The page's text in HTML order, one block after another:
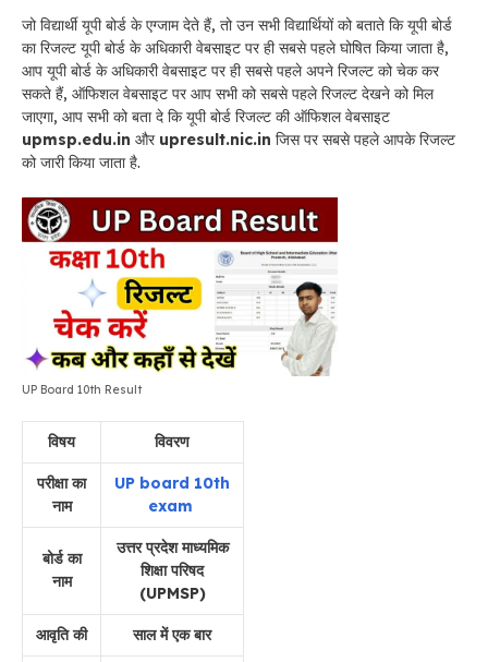
जो विद्यार्थी यूपी बोर्ड के एग्जाम देते हैं, तो उन सभी विद्यार्थियों को बताते कि यूपी बोर्ड
का रिजल्ट यूपी बोर्ड के अधिकारी वेबसाइट पर ही सबसे पहले घोषित किया जाता है,
आप यूपी बोर्ड के अधिकारी वेबसाइट पर ही सबसे पहले अपने रिजल्ट को चेक कर
सकते हैं, ऑफिशल वेबसाइट पर आप सभी को सबसे पहले रिजल्ट देखने को मिल
जाएगा, आप सभी को बता दे कि यूपी बोर्ड रिजल्ट की ऑफिशल वेबसाइट
upmsp.edu.in और upresult.nic.in जिस पर सबसे पहले आपके रिजल्ट
को जारी किया जाता है.
UP Board 10th Result
विषय विवरण
परीक्षा का
नाम
UP board 10th
exam
बोर्ड का
नाम
उत्तर प्रदेश माध्यमिक
शिक्षा परिषद
(UPMSP)
आवृति की साल में एक बार